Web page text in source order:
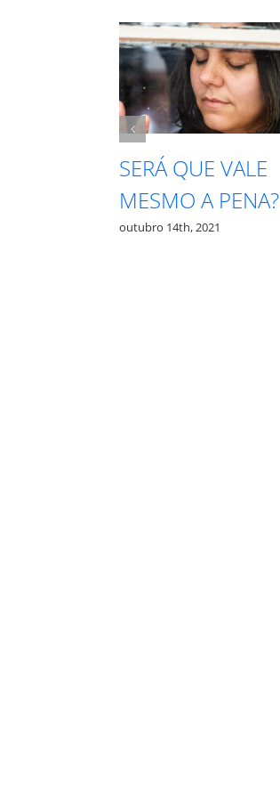
SERÁ QUE VALE
MESMO A PENA?
outubro 14th, 2021